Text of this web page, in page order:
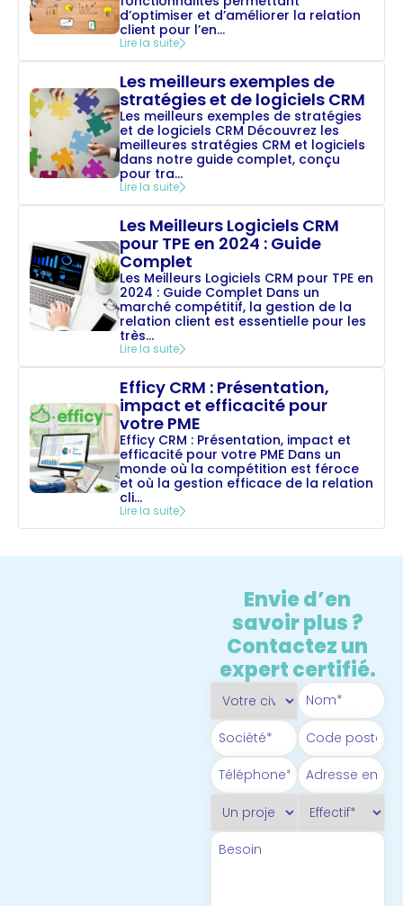
d’optimiser et d’améliorer la relation
client pour l’en...
Lire la suite
Les meilleurs exemples de
stratégies et de logiciels CRM
Les meilleurs exemples de stratégies
et de logiciels CRM Découvrez les
meilleures stratégies CRM et logiciels
dans notre guide complet, conçu
pour tra...
Lire la suite
Les Meilleurs Logiciels CRM
pour TPE en 2024 : Guide
Complet
Les Meilleurs Logiciels CRM pour TPE en
2024 : Guide Complet Dans un
marché compétitif, la gestion de la
relation client est essentielle pour les
très...
Lire la suite
Efficy CRM : Présentation,
impact et efficacité pour
votre PME
Efficy CRM : Présentation, impact et
efficacité pour votre PME Dans un
monde où la compétition est féroce
et où la gestion efficace de la relation
cli...
Lire la suite
Envie d’en
savoir plus ?
Contactez un
expert certifié.